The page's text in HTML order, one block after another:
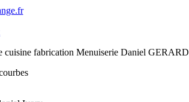
cuisine fabrication Menuiserie Daniel GERARD